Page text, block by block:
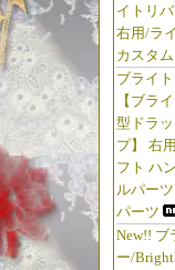
イトリ
右用/ラ
カスタ
ブライ
【ブラ
型ドラ
プ】 右
フト ハ
ルパー
パーツ
New!! ブ
ー/